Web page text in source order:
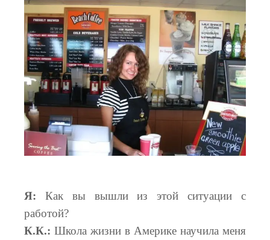
Я: Как вы вышли из этой ситуации с
работой?
К.К.: Школа жизни в Америке научила меня